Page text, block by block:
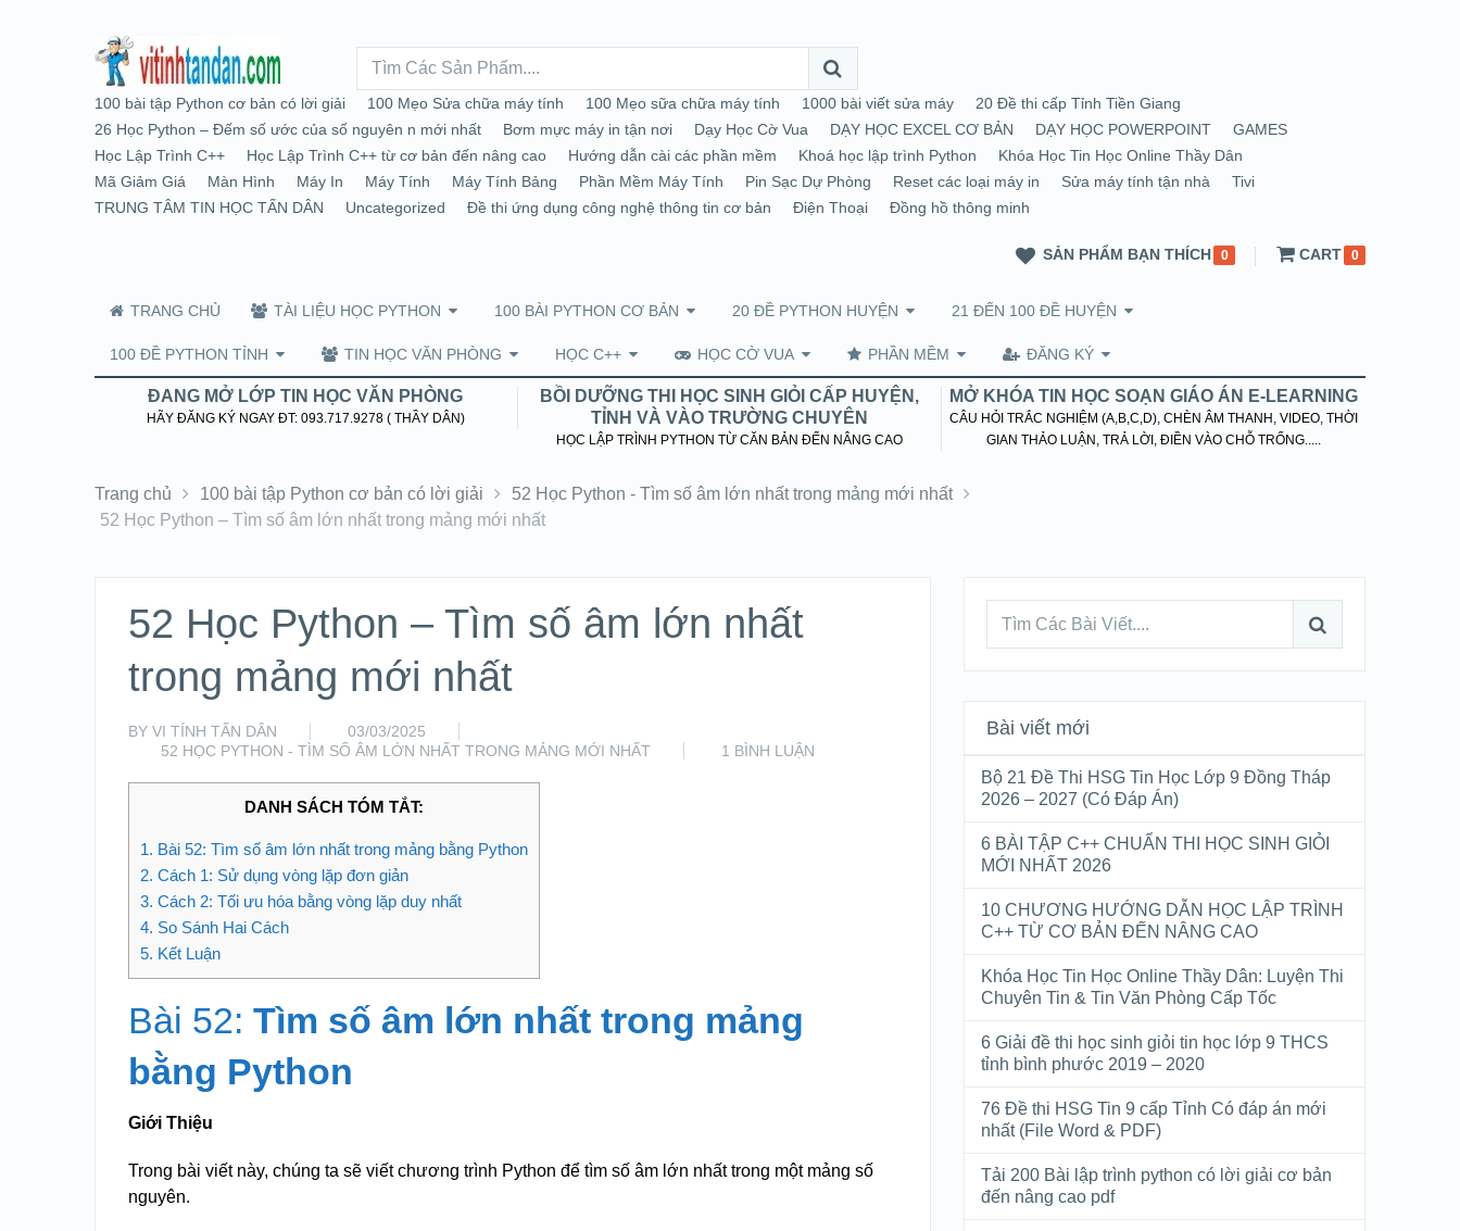
100 bài tập Python cơ bản có lời giải 100 Mẹo Sửa chữa máy tính 100 Mẹo sữa chữa máy tính 1000 bài viết sửa máy
20 Đề thi cấp Tỉnh Tiền Giang
26 Học Python – Đếm số ước của số nguyên n mới nhất
Bơm mực máy in tận nơi Dạy Học Cờ Vua DẠY HỌC EXCEL CƠ BẢN DẠY HỌC POWERPOINT
GAMES
Học Lập Trình C++
Học Lập Trình C++ từ cơ bản đến nâng cao Hướng dẫn cài các phần mềm Khoá học lập trình Python
Khóa Học Tin Học Online Thầy Dân
Mã Giảm Giá
Màn Hình Máy In Máy Tính Máy Tính Bảng Phần Mềm Máy Tính Pin Sạc Dự Phòng Reset các loại máy in Sửa máy tính tận nhà
Tivi
TRUNG TÂM TIN HỌC TẤN DÂN
Uncategorized Đề thi ứng dụng công nghệ thông tin cơ bản Điện Thoại Đồng hồ thông minh
SẢN PHẨM BẠN THÍCH 0 CART 0
TRANG CHỦ TÀI LIỆU HỌC PYTHON 100 BÀI PYTHON CƠ BẢN 20 ĐỀ PYTHON HUYỆN 21 ĐẾN 100 ĐỀ HUYỆN
100 ĐỀ PYTHON TỈNH TIN HỌC VĂN PHÒNG HỌC C++ HỌC CỜ VUA PHẦN MỀM ĐĂNG KÝ
ĐANG MỞ LỚP TIN HỌC VĂN PHÒNG
HÃY ĐĂNG KÝ NGAY ĐT: 093.717.9278 ( THẦY DÂN)
BỒI DƯỠNG THI HỌC SINH GIỎI CẤP HUYỆN,
TỈNH VÀ VÀO TRƯỜNG CHUYÊN
HỌC LẬP TRÌNH PYTHON TỪ CĂN BẢN ĐẾN NÂNG CAO
MỞ KHÓA TIN HỌC SOẠN GIÁO ÁN E-LEARNING
CÂU HỎI TRẮC NGHIỆM (A,B,C,D), CHÈN ÂM THANH, VIDEO, THỜI
GIAN THẢO LUẬN, TRẢ LỜI, ĐIỀN VÀO CHỖ TRỐNG.....
Trang chủ 100 bài tập Python cơ bản có lời giải
52 Học Python - Tìm số âm lớn nhất trong mảng mới nhất
52 Học Python – Tìm số âm lớn nhất trong mảng mới nhất
52 Học Python – Tìm số âm lớn nhất
trong mảng mới nhất
BY VI TÍNH TẤN DÂN
03/03/2025
52 HỌC PYTHON - TÌM SỐ ÂM LỚN NHẤT TRONG MẢNG MỚI NHẤT
1 BÌNH LUẬN
DANH SÁCH TÓM TẮT:
1. Bài 52: Tìm số âm lớn nhất trong mảng bằng Python
2. Cách 1: Sử dụng vòng lặp đơn giản
3. Cách 2: Tối ưu hóa bằng vòng lặp duy nhất
4. So Sánh Hai Cách
5. Kết Luận
Bài 52: Tìm số âm lớn nhất trong mảng
bằng Python
Giới Thiệu
Trong bài viết này, chúng ta sẽ viết chương trình Python để tìm số âm lớn nhất trong một mảng số
nguyên.
Bài viết mới
Bộ 21 Đề Thi HSG Tin Học Lớp 9 Đồng Tháp
2026 – 2027 (Có Đáp Án)
6 BÀI TẬP C++ CHUẨN THI HỌC SINH GIỎI
MỚI NHẤT 2026
10 CHƯƠNG HƯỚNG DẪN HỌC LẬP TRÌNH
C++ TỪ CƠ BẢN ĐẾN NÂNG CAO
Khóa Học Tin Học Online Thầy Dân: Luyện Thi
Chuyên Tin & Tin Văn Phòng Cấp Tốc
6 Giải đề thi học sinh giỏi tin học lớp 9 THCS
tỉnh bình phước 2019 – 2020
76 Đề thi HSG Tin 9 cấp Tỉnh Có đáp án mới
nhất (File Word & PDF)
Tải 200 Bài lập trình python có lời giải cơ bản
đến nâng cao pdf